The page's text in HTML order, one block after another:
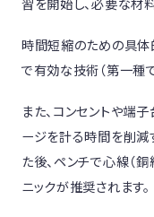
時間短縮のための具体
で有効な技術（第一種
また、コンセントや端
ージを計る時間を削減
た後、ペンチで心線（
ニックが推奨されます。